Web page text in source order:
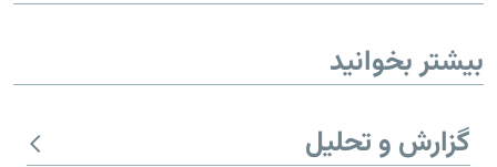
بیشتر بخوانید
گزارش و تحلیل